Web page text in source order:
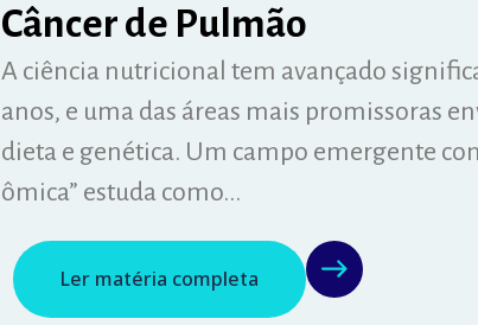
Câncer de Pulmão
A ciência nutricional tem avançado
anos, e uma das áreas mais promissoras
dieta e genética. Um campo emergente
ômica” estuda como...
Ler matéria completa